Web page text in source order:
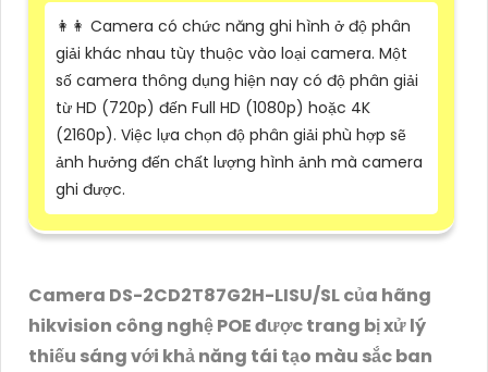
️👩‍👩 Camera có chức năng ghi hình ở độ phân
giải khác nhau tùy thuộc vào loại camera. Một
số camera thông dụng hiện nay có độ phân giải
từ HD (720p) đến Full HD (1080p) hoặc 4K
(2160p). Việc lựa chọn độ phân giải phù hợp sẽ
ảnh hưởng đến chất lượng hình ảnh mà camera
ghi được.
Camera DS-2CD2T87G2H-LISU/SL của hãng
hikvision công nghệ POE được trang bị xử lý
thiếu sáng với khả năng tái tạo màu sắc ban